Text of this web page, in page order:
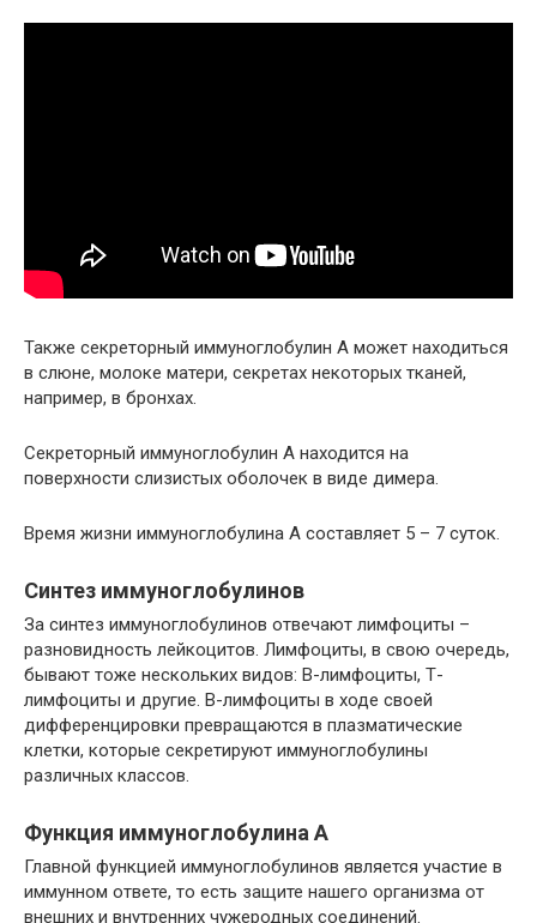
Также секреторный иммуноглобулин А может находиться
в слюне, молоке матери, секретах некоторых тканей,
например, в бронхах.
Секреторный иммуноглобулин А находится на
поверхности слизистых оболочек в виде димера.
Время жизни иммуноглобулина А составляет 5 – 7 суток.
Синтез иммуноглобулинов
За синтез иммуноглобулинов отвечают лимфоциты –
разновидность лейкоцитов. Лимфоциты, в свою очередь,
бывают тоже нескольких видов: В-лимфоциты, Т-
лимфоциты и другие. В-лимфоциты в ходе своей
дифференцировки превращаются в плазматические
клетки, которые секретируют иммуноглобулины
различных классов.
Функция иммуноглобулина А
Главной функцией иммуноглобулинов является участие в
иммунном ответе, то есть защите нашего организма от
внешних и внутренних чужеродных соединений.